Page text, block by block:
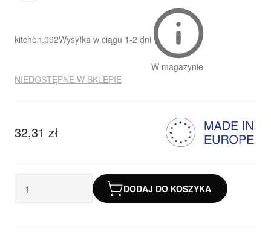
kitchen.092Wysyłka w ciągu 1-2 dni
W magazynie
NIEDOSTĘPNE W SKLEPIE
32,31 zł
DODAJ DO KOSZYKA